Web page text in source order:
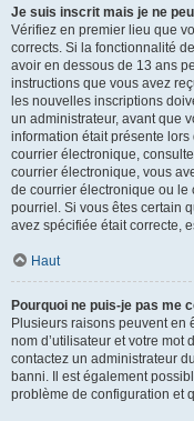
Je suis inscrit mais je ne
Vérifiez en premier lieu que
corrects. Si la fonctionnalité
avoir en dessous de 13 ans
instructions que vous avez
les nouvelles inscriptions
un administrateur, avant que
information était présente
courrier électronique,
courrier électronique, vous
de courrier électronique ou le
pourriel. Si vous êtes certain
avez spécifiée était correcte,
Haut
Pourquoi ne puis-je pas me
Plusieurs raisons peuvent en
nom d’utilisateur et votre mot
contactez un administrateur
banni. Il est également
problème de configuration et